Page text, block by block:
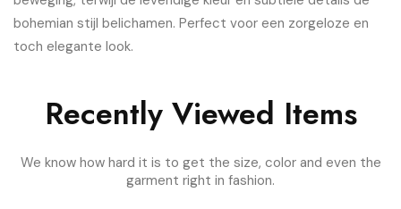
bohemian stijl belichamen. Perfect voor een zorgeloze en
toch elegante look.
Recently Viewed Items
We know how hard it is to get the size, color and even the
garment right in fashion.